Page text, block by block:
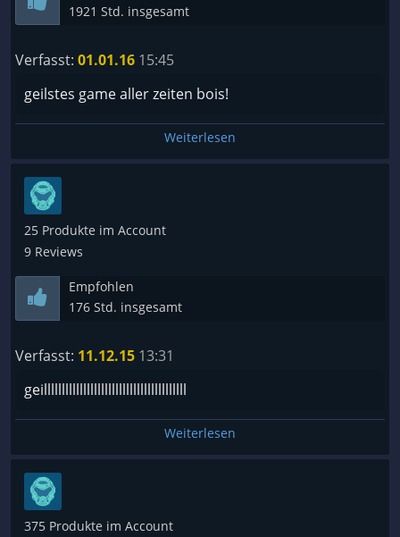
1921 Std. insgesamt
Verfasst: 01.01.16 15:45
geilstes game aller zeiten bois!
Weiterlesen
25 Produkte im Account
9 Reviews
Empfohlen
176 Std. insgesamt
Verfasst: 11.12.15 13:31
geillllllllllllllllllllllllllllllllllllllll
Weiterlesen
375 Produkte im Account